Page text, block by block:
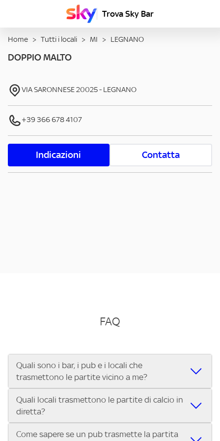
Trova Sky Bar
Home > Tutti i locali > MI > LEGNANO
DOPPIO MALTO
VIA SARONNESE20025- LEGNANO
+39 366 678 4107
Indicazioni Contatta
FAQ
Quali sono i bar, i pub e i locali che
trasmettono le partite vicino a me?
Se cerchi un bar, pub, ristorante o locale vicino a te per
vedere le partite di Serie A ENILIVE, la Serie C Sky Wifi, la
UEFA Champions League, la UEFA Europa League, la UEFA
Conference League, il Tennis, la Formula 1®, la MotoGP™ e
Quali locali trasmettono le partite di calcio in
diretta?
Vuoi sapere quali bar, pub o ristoranti mostrano le partite
Come sapere se un pub trasmette la partita